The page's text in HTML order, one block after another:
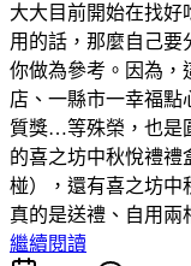
大大目前開始在找好
用的話，那麼自己要
你做為參考。因為，
店、一縣市一幸福點
質獎…等殊榮，也是
的喜之坊中秋悅禮禮
椪），還有喜之坊中
真的是送禮、自用兩
繼續閱讀